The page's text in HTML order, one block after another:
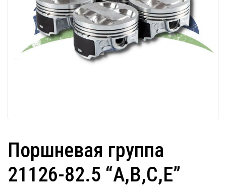
Поршневая группа
21126-82.5 “A,B,C,E”